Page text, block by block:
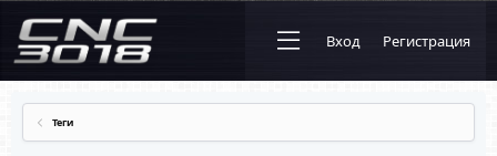
Вход Регистрация
Теги